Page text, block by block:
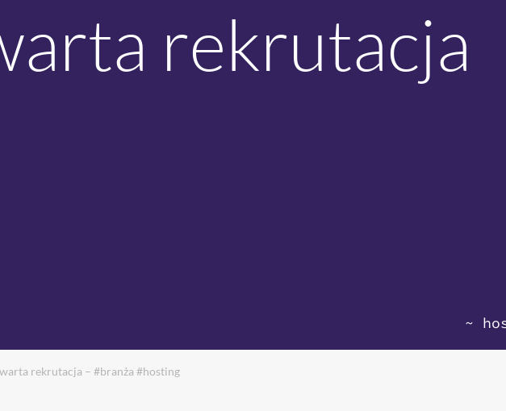
rekrutacja
~
rekrutacja – #branża #hosting